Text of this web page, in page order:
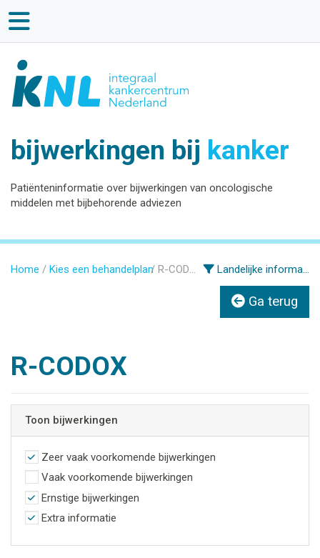
bijwerkingen bij kanker
Patiënteninformatie over bijwerkingen van oncologische
middelen met bijbehorende adviezen
Home Kies een behandelplan R-CODOX Landelijke informatie
Ga terug
R-CODOX
Toon bijwerkingen
Zeer vaak voorkomende bijwerkingen
Vaak voorkomende bijwerkingen
Ernstige bijwerkingen
Extra informatie